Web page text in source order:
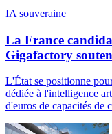
IA souveraine
La France
Gigafactory
L'État se positionne
dédiée à l'intelligence
d'euros de capacités de